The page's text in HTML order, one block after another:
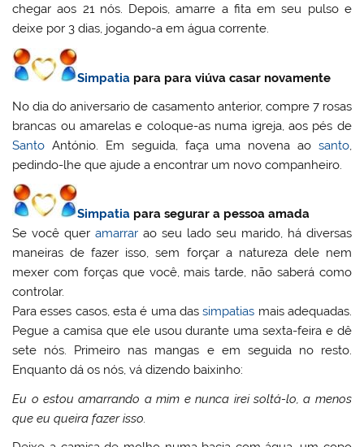
chegar aos 21 nós. Depois, amarre a fita em seu pulso e
deixe por 3 dias, jogando-a em água corrente.
Simpatia para para viúva casar novamente
No dia do aniversario de casamento anterior, compre 7 rosas
brancas ou amarelas e coloque-as numa igreja, aos pés de
Santo António. Em seguida, faça uma novena ao santo,
pedindo-lhe que ajude a encontrar um novo companheiro.
Simpatia para segurar a pessoa amada
Se você queramarrar ao seu lado seu marido, há diversas
maneiras de fazer isso, sem forçar a natureza dele nem
mexer com forças que você, mais tarde, não saberá como
controlar.
Para esses casos, esta é uma dassimpatias mais adequadas.
Pegue a camisa que ele usou durante uma sexta-feira e dê
sete nós. Primeiro nas mangas e em seguida no resto.
Enquanto dá os nós, vá dizendo baixinho:
Eu o estou amarrando a mim e nunca irei soltá-lo, a menos
que eu queira fazer isso.